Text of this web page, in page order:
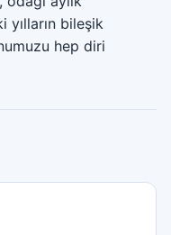
yılların bileşik
hep diri